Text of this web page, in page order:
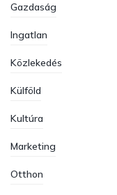
Gazdaság
Ingatlan
Közlekedés
Külföld
Kultúra
Marketing
Otthon